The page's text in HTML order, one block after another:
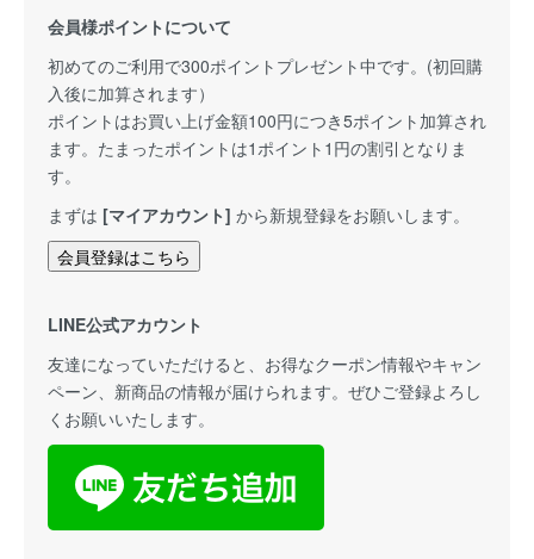
会員様ポイントについて
初めてのご利用で300ポイントプレゼント中です。(初回購
入後に加算されます）
ポイントはお買い上げ金額100円につき5ポイント加算され
ます。たまったポイントは1ポイント1円の割引となりま
す。
まずは [マイアカウント] から新規登録をお願いします。
会員登録はこちら
LINE公式アカウント
友達になっていただけると、お得なクーポン情報やキャン
ペーン、新商品の情報が届けられます。ぜひご登録よろし
くお願いいたします。